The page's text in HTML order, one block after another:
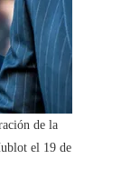
de la
el 19 de